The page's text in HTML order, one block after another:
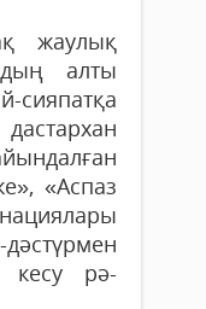
жаулық
алты
«Аспаз
кесу рә­